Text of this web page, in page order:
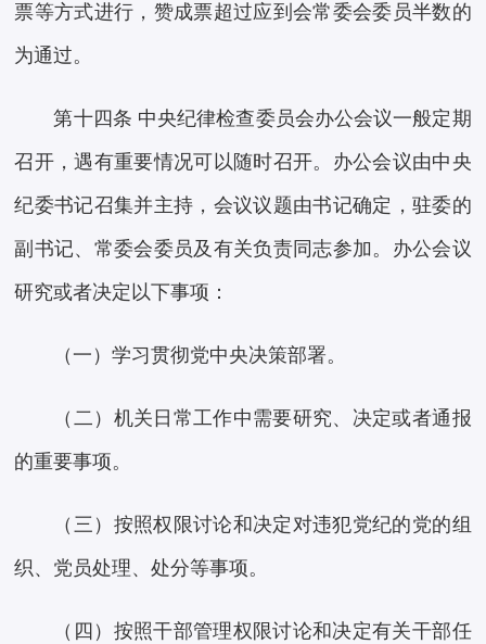
票等方式进行，赞成票超过应到会常委会委员半数的
为通过。
第十四条 中央纪律检查委员会办公会议一般定期
召开，遇有重要情况可以随时召开。办公会议由中央
纪委书记召集并主持，会议议题由书记确定，驻委的
副书记、常委会委员及有关负责同志参加。办公会议
研究或者决定以下事项：
（一）学习贯彻党中央决策部署。
（二）机关日常工作中需要研究、决定或者通报
的重要事项。
（三）按照权限讨论和决定对违犯党纪的党的组
织、党员处理、处分等事项。
（四）按照干部管理权限讨论和决定有关干部任